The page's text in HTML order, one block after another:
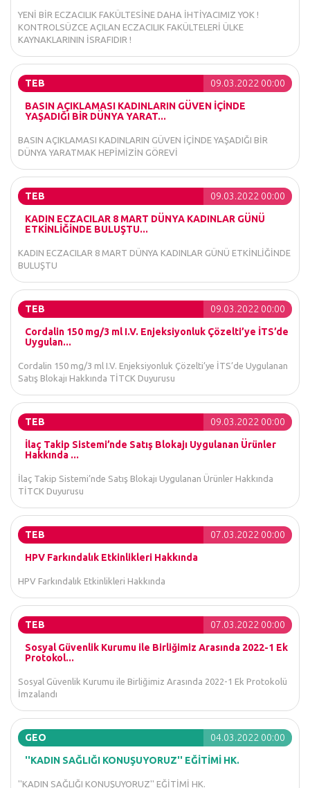
YENİ BİR ECZACILIK FAKÜLTESİNE DAHA İHTİYACIMIZ YOK !
KONTROLSÜZCE AÇILAN ECZACILIK FAKÜLTELERİ ÜLKE
KAYNAKLARININ İSRAFIDIR !
TEB 09.03.2022 00:00
BASIN AÇIKLAMASI KADINLARIN GÜVEN İÇİNDE
YAŞADIĞI BİR DÜNYA YARAT...
BASIN AÇIKLAMASI KADINLARIN GÜVEN İÇİNDE YAŞADIĞI BİR
DÜNYA YARATMAK HEPİMİZİN GÖREVİ
TEB 09.03.2022 00:00
KADIN ECZACILAR 8 MART DÜNYA KADINLAR GÜNÜ
ETKİNLİĞİNDE BULUŞTU...
KADIN ECZACILAR 8 MART DÜNYA KADINLAR GÜNÜ ETKİNLİĞİNDE
BULUŞTU
TEB 09.03.2022 00:00
Cordalin 150 mg/3 ml I.V. Enjeksiyonluk Çözelti’ye İTS’de
Uygulan...
Cordalin 150 mg/3 ml I.V. Enjeksiyonluk Çözelti’ye İTS’de Uygulanan
Satış Blokajı Hakkında TİTCK Duyurusu
TEB 09.03.2022 00:00
İlaç Takip Sistemi’nde Satış Blokajı Uygulanan Ürünler
Hakkında ...
İlaç Takip Sistemi’nde Satış Blokajı Uygulanan Ürünler Hakkında
TİTCK Duyurusu
TEB 07.03.2022 00:00
HPV Farkındalık Etkinlikleri Hakkında
HPV Farkındalık Etkinlikleri Hakkında
TEB 07.03.2022 00:00
Sosyal Güvenlik Kurumu ile Birliğimiz Arasında 2022-1 Ek
Protokol...
Sosyal Güvenlik Kurumu ile Birliğimiz Arasında 2022-1 Ek Protokolü
İmzalandı
GEO 04.03.2022 00:00
''KADIN SAĞLIĞI KONUŞUYORUZ'' EĞİTİMİ HK.
''KADIN SAĞLIĞI KONUŞUYORUZ'' EĞİTİMİ HK.